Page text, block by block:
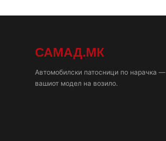
САМАД.МК
Автомобилски патосници по нарачка
вашиот модел на возило.